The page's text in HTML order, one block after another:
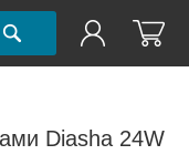
Diasha 24W